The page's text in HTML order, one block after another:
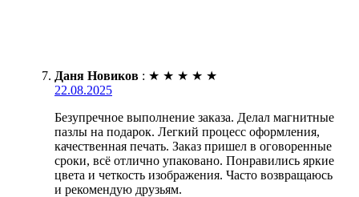
Даня Новиков : ★ ★ ★ ★ ★
22.08.2025
Безупречное выполнение заказа. Делал магнитные
пазлы на подарок. Легкий процесс оформления,
качественная печать. Заказ пришел в оговоренные
сроки, всё отлично упаковано. Понравились яркие
цвета и четкость изображения. Часто возвращаюсь
и рекомендую друзьям.